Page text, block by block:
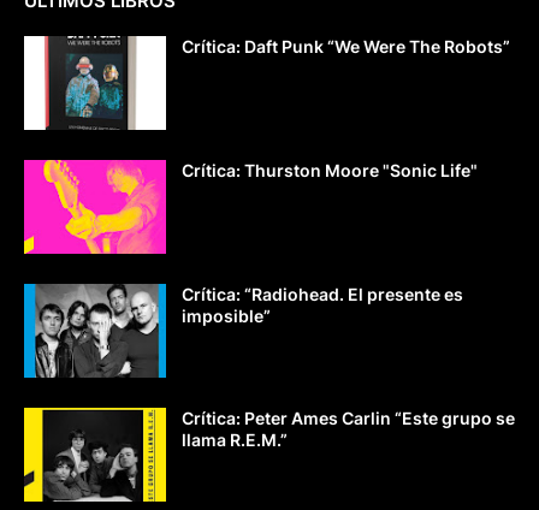
Crítica: Daft Punk “We Were The Robots”
Crítica: Thurston Moore "Sonic Life"
Crítica: “Radiohead. El presente es
imposible”
Crítica: Peter Ames Carlin “Este grupo se
llama R.E.M.”